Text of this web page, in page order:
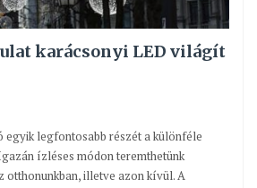
karácsonyi LED világít
egyik legfontosabb részét a különféle
ízléses módon teremthetünk
otthonunkban, illetve azon kívül. A